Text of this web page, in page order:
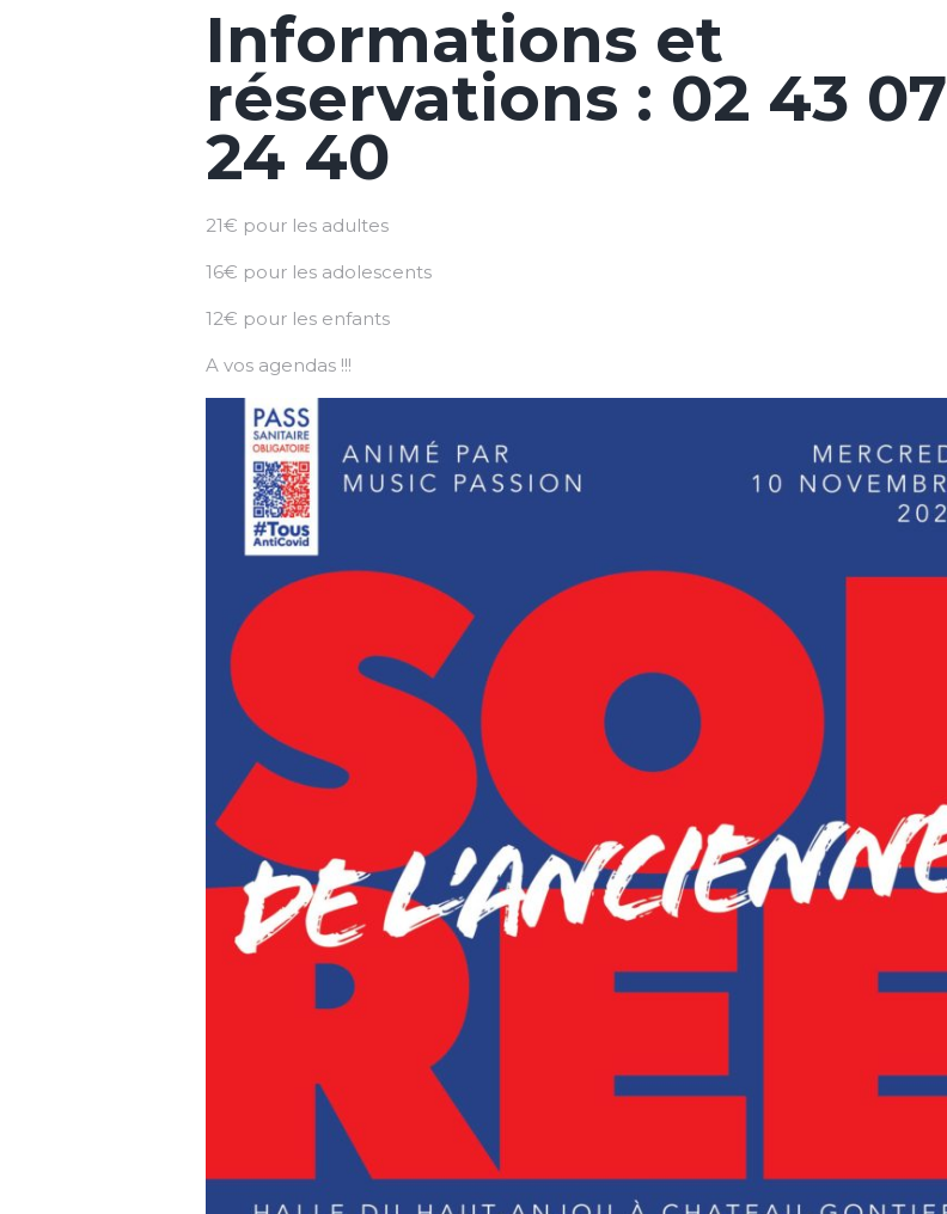
Informations et
réservations : 02 43 07
24 40
21€ pour les adultes
16€ pour les adolescents
12€ pour les enfants
A vos agendas !!!